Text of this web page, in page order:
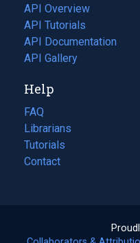
tab)
API Overview
API Tutorials
API Documentation
(opens
in
new
tab)
API Gallery
Help
FAQ
Librarians
Tutorials
Contact